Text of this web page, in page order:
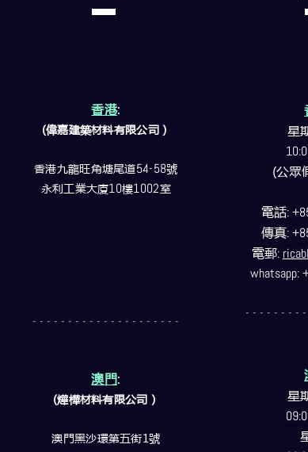
香港:
(偉嘉建築材料有限公司）
香港九龍旺角塘尾道54-58號
永利工業大廈10樓1002室
- - - - - - - - - - - - - - - - - - - - -
澳門:
(燁樺材料有限公司）
澳門黑沙環第五街1號
星
(公眾
電話:
傳真:
電郵:
whatsapp:
- - - - - - - -
星